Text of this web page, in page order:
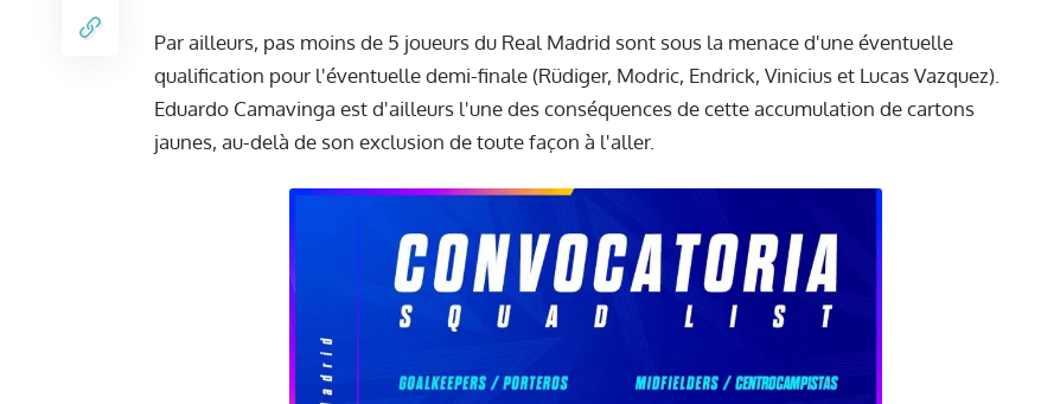
Par ailleurs, pas moins de 5 joueurs du Real Madrid sont sous la menace d'une éventuelle
qualification pour l'éventuelle demi-finale (Rüdiger, Modric, Endrick, Vinicius et Lucas Vazquez).
Eduardo Camavinga est d'ailleurs l'une des conséquences de cette accumulation de cartons
jaunes, au-delà de son exclusion de toute façon à l'aller.